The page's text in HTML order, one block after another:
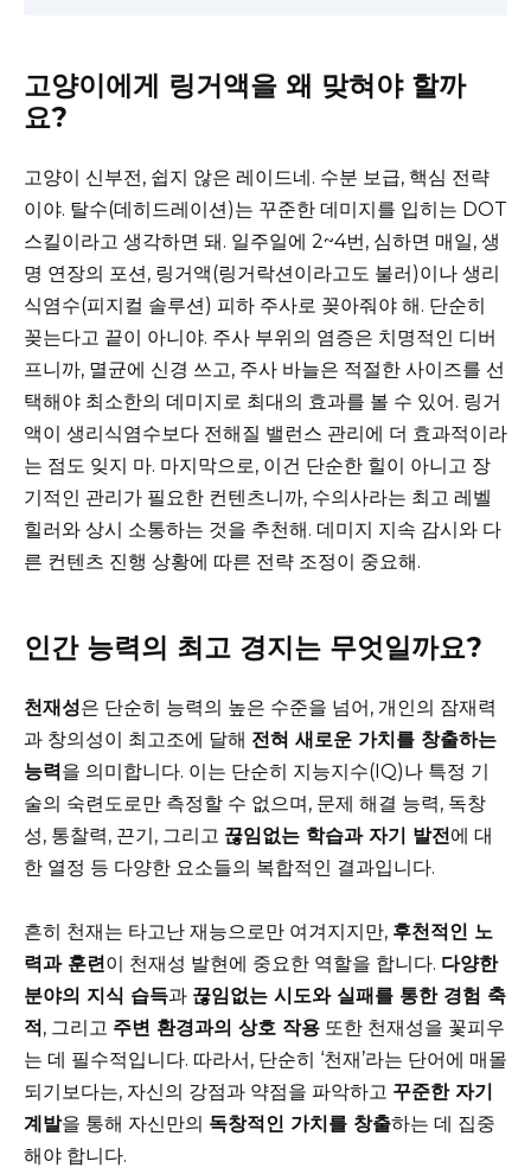
고양이에게 링거액을 왜 맞혀야 할까
요?
고양이 신부전, 쉽지 않은 레이드네. 수분 보급, 핵심 전략
이야. 탈수(데히드레이션)는 꾸준한 데미지를 입히는 DOT
스킬이라고 생각하면 돼. 일주일에 2~4번, 심하면 매일, 생
명 연장의 포션, 링거액(링거락션이라고도 불러)이나 생리
식염수(피지컬 솔루션) 피하 주사로 꽂아줘야 해. 단순히
꽂는다고 끝이 아니야. 주사 부위의 염증은 치명적인 디버
프니까, 멸균에 신경 쓰고, 주사 바늘은 적절한 사이즈를 선
택해야 최소한의 데미지로 최대의 효과를 볼 수 있어. 링거
액이 생리식염수보다 전해질 밸런스 관리에 더 효과적이라
는 점도 잊지 마. 마지막으로, 이건 단순한 힐이 아니고 장
기적인 관리가 필요한 컨텐츠니까, 수의사라는 최고 레벨
힐러와 상시 소통하는 것을 추천해. 데미지 지속 감시와 다
른 컨텐츠 진행 상황에 따른 전략 조정이 중요해.
인간 능력의 최고 경지는 무엇일까요?
천재성은 단순히 능력의 높은 수준을 넘어, 개인의 잠재력
과 창의성이 최고조에 달해 전혀 새로운 가치를 창출하는
능력을 의미합니다. 이는 단순히 지능지수(IQ)나 특정 기
술의 숙련도로만 측정할 수 없으며, 문제 해결 능력, 독창
성, 통찰력, 끈기, 그리고 끊임없는 학습과 자기 발전에 대
한 열정 등 다양한 요소들의 복합적인 결과입니다.
흔히 천재는 타고난 재능으로만 여겨지지만, 후천적인 노
력과 훈련이 천재성 발현에 중요한 역할을 합니다. 다양한
분야의 지식 습득과 끊임없는 시도와 실패를 통한 경험 축
적, 그리고 주변 환경과의 상호 작용 또한 천재성을 꽃피우
는 데 필수적입니다. 따라서, 단순히 ‘천재’라는 단어에 매몰
되기보다는, 자신의 강점과 약점을 파악하고 꾸준한 자기
계발을 통해 자신만의 독창적인 가치를 창출하는 데 집중
해야 합니다.